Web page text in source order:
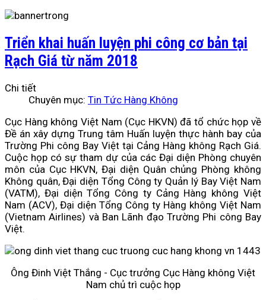
Triển khai huấn luyện phi công cơ bản tại
Rạch Giá từ năm 2018
Chi tiết
Chuyên mục: Tin Tức Hàng Không
Cục Hàng không Việt Nam (Cục HKVN) đã tổ chức họp về
Đề án xây dựng Trung tâm Huấn luyện thực hành bay của
Trường Phi công Bay Việt tại Cảng Hàng không Rạch Giá.
Cuộc họp có sự tham dự của các Đại diện Phòng chuyên
môn của Cục HKVN, Đại diện Quân chủng Phòng không
Không quân, Đại diện Tổng Công ty Quản lý Bay Việt Nam
(VATM), Đại diện Tổng Công ty Cảng Hàng không Việt
Nam (ACV), Đại diện Tổng Công ty Hàng không Việt Nam
(Vietnam Airlines) và Ban Lãnh đạo Trường Phi công Bay
Việt.
Ông Đinh Việt Thắng - Cục trưởng Cục Hàng không Việt
Nam chủ trì cuộc họp